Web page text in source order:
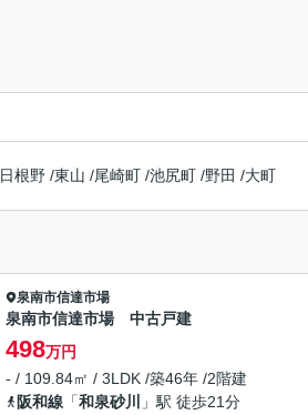
日根野 /東山 /尾崎町 /池尻町 /野田 /大町
泉南市信達市場
泉南市信達市場 中古戸建
498万円
- / 109.84㎡ / 3LDK /築46年 /2階建
阪和線 「和泉砂川
」駅 徒歩21分